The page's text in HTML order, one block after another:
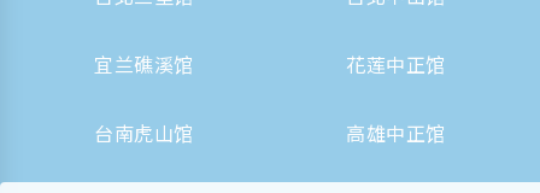
宜兰礁溪馆 花莲中正馆
台南虎山馆 高雄中正馆